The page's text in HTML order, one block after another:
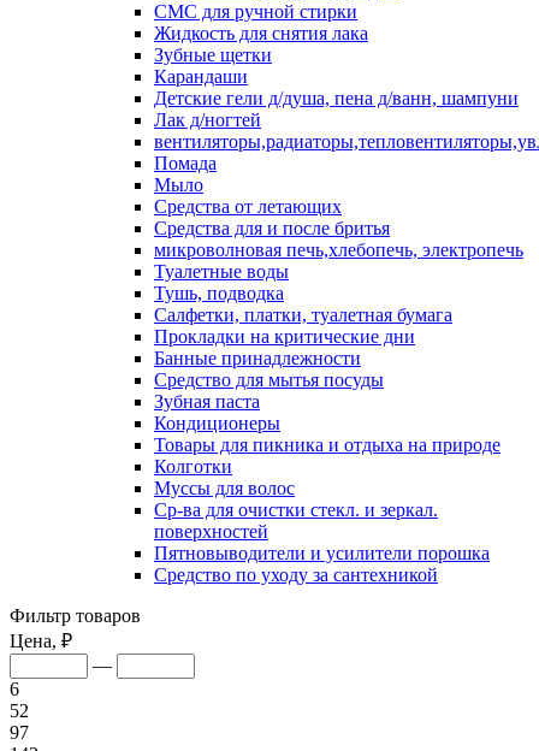
СМС для ручной стирки
Жидкость для снятия лака
Зубные щетки
Карандаши
Детские гели д/душа, пена д/ванн, шампуни
Лак д/ногтей
Помада
Мыло
Средства от летающих
Средства для и после бритья
микроволновая печь,хлебопечь, электропечь
Туалетные воды
Тушь, подводка
Салфетки, платки, туалетная бумага
Прокладки на критические дни
Банные принадлежности
Средство для мытья посуды
Зубная паста
Кондиционеры
Товары для пикника и отдыха на природе
Колготки
Муссы для волос
Ср-ва для очистки стекл. и зеркал.
поверхностей
Пятновыводители и усилители порошка
Средство по уходу за сантехникой
Фильтр товаров
Цена, ₽
—
6
52
97